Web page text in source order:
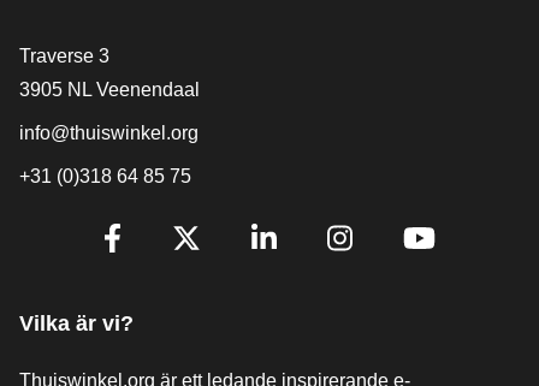
[_General:Contact]
Traverse 3
3905 NL Veenendaal
info@thuiswinkel.org
+31 (0)318 64 85 75
[_General:SocialMediaTitle]
Vilka är vi?
Thuiswinkel.org är ett ledande inspirerande e-